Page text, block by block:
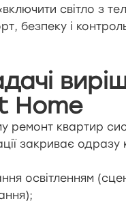
світло з
безпеку і
Home
ремонт квартир
закриває одразу
освітленням